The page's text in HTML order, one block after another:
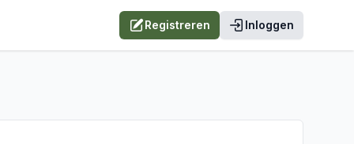
Registreren Inloggen